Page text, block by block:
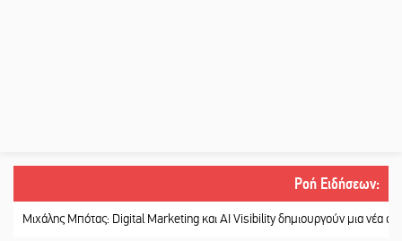
Ροή Ειδήσεων:
Μπότας: Digital Marketing και AI Visibility δημιουργούν μια νέα αγορά